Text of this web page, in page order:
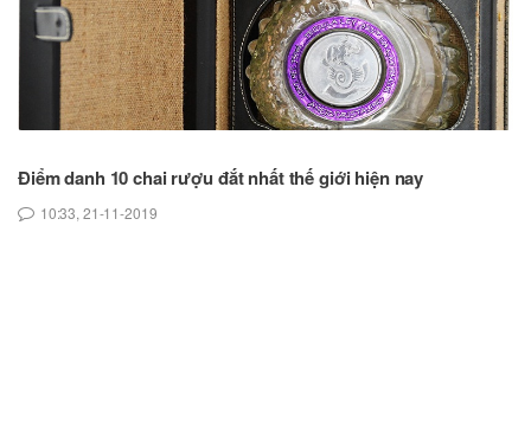
Điểm danh 10 chai rượu đắt nhất thế giới hiện nay
10:33, 21-11-2019